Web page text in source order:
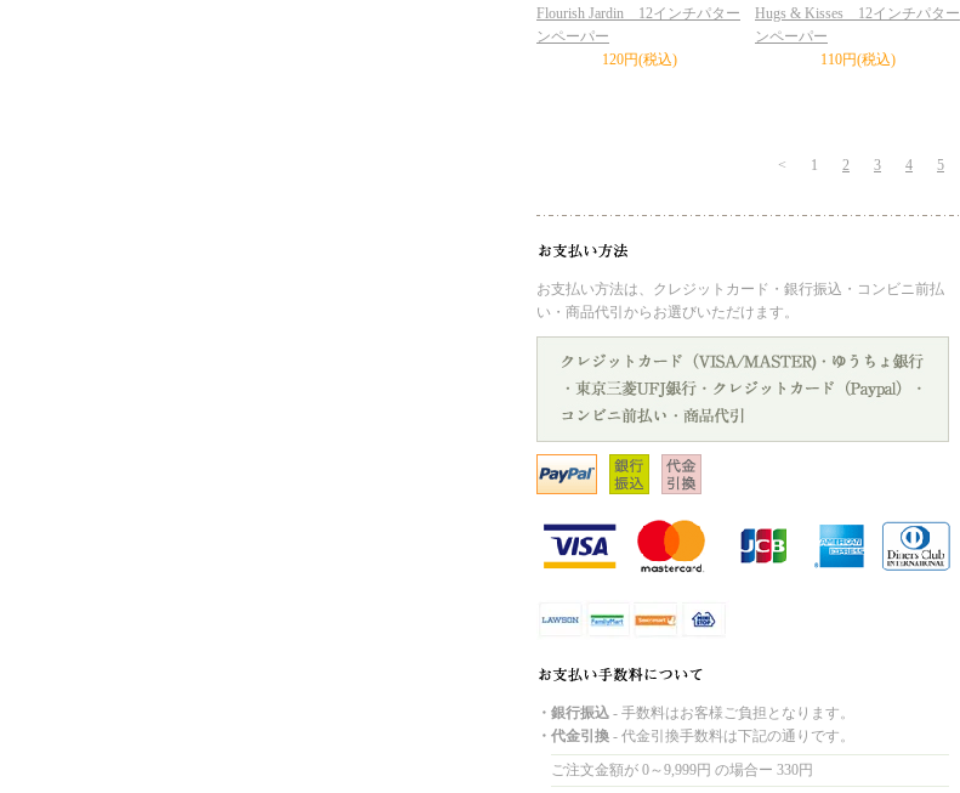
Flourish Jardin 12インチパター
ンペーパー
120円(税込)
Hugs & Kisses 12インチパター
ンペーパー
110円(税込)
< 1 2 3 4 5
お支払い方法は、クレジットカード・銀行振込・コンビニ前払
い・商品代引からお選びいただけます。
・銀行振込 - 手数料はお客様ご負担となります。
・代金引換 - 代金引換手数料は下記の通りです。
ご注文金額が 0～9,999円 の場合ー 330円